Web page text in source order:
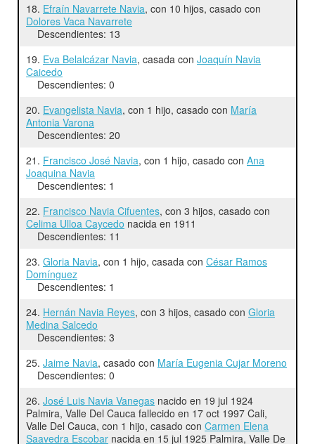
18. Efraín Navarrete Navia, con 10 hijos, casado con
Dolores Vaca Navarrete
Descendientes: 13
19. Eva Belalcázar Navia, casada con Joaquín Navia
Caicedo
Descendientes: 0
20. Evangelista Navia, con 1 hijo, casado con María
Antonia Varona
Descendientes: 20
21. Francisco José Navia, con 1 hijo, casado con Ana
Joaquina Navia
Descendientes: 1
22. Francisco Navia Cifuentes, con 3 hijos, casado con
Celima Ulloa Caycedo nacida en 1911
Descendientes: 11
23. Gloria Navia, con 1 hijo, casada con César Ramos
Domínguez
Descendientes: 1
24. Hernán Navia Reyes, con 3 hijos, casado con Gloria
Medina Salcedo
Descendientes: 3
25. Jaime Navia, casado con María Eugenia Cujar Moreno
Descendientes: 0
26. José Luis Navia Vanegas nacido en 19 jul 1924
Palmira, Valle Del Cauca fallecido en 17 oct 1997 Cali,
Valle Del Cauca, con 1 hijo, casado con Carmen Elena
Saavedra Escobar nacida en 15 jul 1925 Palmira, Valle De